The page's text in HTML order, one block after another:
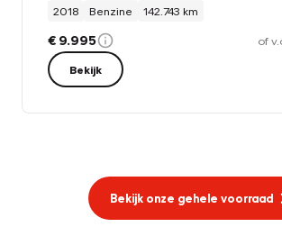
2018
Benzine 142.743 km
€ 9.995 of
Bekijk
Bekijk onze gehele voorraad